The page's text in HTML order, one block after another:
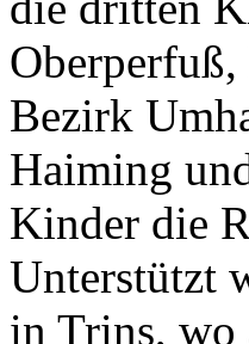
Bezirk
Haiming
Kinder die
Unterstützt
in Trins, wo